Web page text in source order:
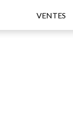
VENTES